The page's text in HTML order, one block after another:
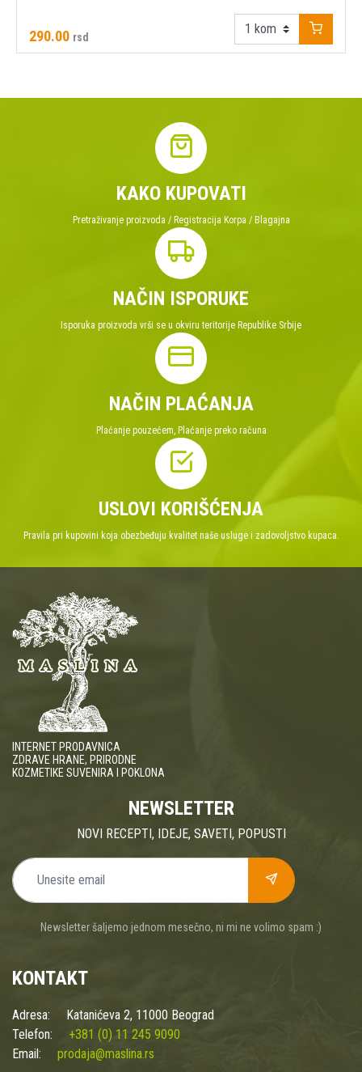
290.00 rsd
KAKO KUPOVATI
Pretraživanje proizvoda / Registracija Korpa / Blagajna
NAČIN ISPORUKE
Isporuka proizvoda vrši se u okviru teritorije Republike Srbije
NAČIN PLAĆANJA
Plaćanje pouzećem, Plaćanje preko računa
USLOVI KORIŠĆENJA
Pravila pri kupovini koja obezbeđuju kvalitet naše usluge i zadovoljstvo kupaca.
INTERNET PRODAVNICA
ZDRAVE HRANE, PRIRODNE
KOZMETIKE SUVENIRA I POKLONA
NEWSLETTER
NOVI RECEPTI, IDEJE, SAVETI, POPUSTI
Newsletter šaljemo jednom mesečno, ni mi ne volimo spam :)
KONTAKT
Adresa:
Katanićeva 2, 11000 Beograd
Telefon:
+381 (0) 11 245 9090
Email:
prodaja@maslina.rs